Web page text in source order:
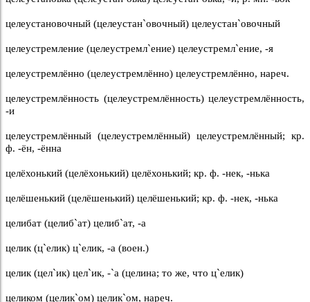
целеустановочный (целеустан`овочный) целеустан`овочный
целеустремление (целеустремл`ение) целеустремл`ение, -я
целеустремлённо (целеустремлённо) целеустремлённо, нареч.
целеустремлённость (целеустремлённость) целеустремлённость,
-и
целеустремлённый (целеустремлённый) целеустремлённый; кр.
ф. -ён, -ённа
целёхонький (целёхонький) целёхонький; кр. ф. -нек, -нька
целёшенький (целёшенький) целёшенький; кр. ф. -нек, -нька
целибат (целиб`ат) целиб`ат, -а
целик (ц`елик) ц`елик, -а (воен.)
целик (цел`ик) цел`ик, -`а (целина; то же, что ц`елик)
целиком (целик`ом) целик`ом, нареч.